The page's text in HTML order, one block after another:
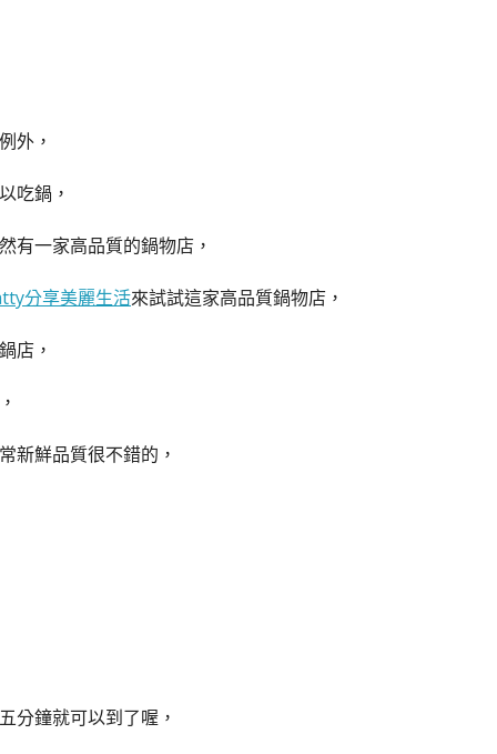
外，
吃鍋，
有一家高品質的鍋物店，
分享美麗生活來試試這家高品質鍋物店，
店，
新鮮品質很不錯的，
分鐘就可以到了喔，